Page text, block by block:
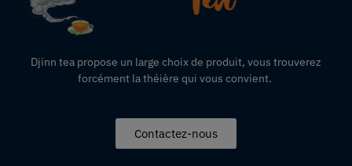
Djinn tea propose un large choix de produit, vous trouverez
forcément la théière qui vous convient.
Contactez-nous